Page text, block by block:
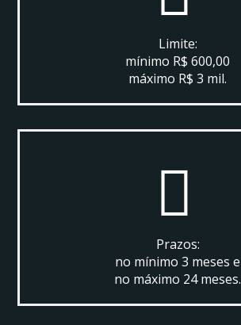
Limite:
mínimo R$ 600,00
máximo R$ 3 mil.
Prazos:
no mínimo 3 meses e
no máximo 24 meses.